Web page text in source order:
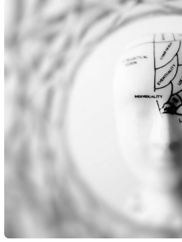
barbatii pot avea simptome asociate
pot fi severe…